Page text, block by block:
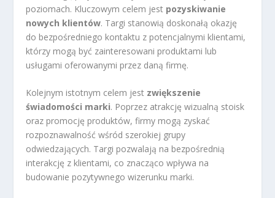
poziomach. Kluczowym celem jest pozyskiwanie
nowych klientów. Targi stanowią doskonałą okazję
do bezpośredniego kontaktu z potencjalnymi klientami,
którzy mogą być zainteresowani produktami lub
usługami oferowanymi przez daną firmę.
Kolejnym istotnym celem jest zwiększenie
świadomości marki. Poprzez atrakcję wizualną stoisk
oraz promocję produktów, firmy mogą zyskać
rozpoznawalność wśród szerokiej grupy
odwiedzających. Targi pozwalają na bezpośrednią
interakcję z klientami, co znacząco wpływa na
budowanie pozytywnego wizerunku marki.